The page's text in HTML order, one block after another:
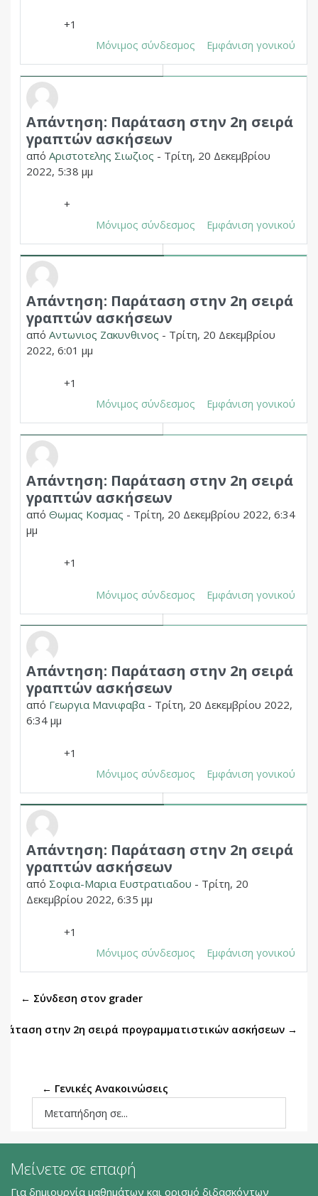
+1
Μόνιμος σύνδεσμος Εμφάνιση γονικού
Σε απάντηση σε Δημητριος Χουπας
Απάντηση: Παράταση στην 2η σειρά
γραπτών ασκήσεων
από Αριστοτελης Σιωζιος - Τρίτη, 20 Δεκεμβρίου
2022, 5:38 μμ
+
Μόνιμος σύνδεσμος Εμφάνιση γονικού
Σε απάντηση σε Δημητριος Χουπας
Απάντηση: Παράταση στην 2η σειρά
γραπτών ασκήσεων
από Αντωνιος Ζακυνθινος - Τρίτη, 20 Δεκεμβρίου
2022, 6:01 μμ
+1
Μόνιμος σύνδεσμος Εμφάνιση γονικού
Σε απάντηση σε Δημητριος Χουπας
Απάντηση: Παράταση στην 2η σειρά
γραπτών ασκήσεων
από Θωμας Κοσμας - Τρίτη, 20 Δεκεμβρίου 2022, 6:34
μμ
+1
Μόνιμος σύνδεσμος Εμφάνιση γονικού
Σε απάντηση σε Δημητριος Χουπας
Απάντηση: Παράταση στην 2η σειρά
γραπτών ασκήσεων
από Γεωργια Μανιφαβα- Τρίτη, 20 Δεκεμβρίου 2022,
6:34 μμ
+1
Μόνιμος σύνδεσμος Εμφάνιση γονικού
Σε απάντηση σε Δημητριος Χουπας
Απάντηση: Παράταση στην 2η σειρά
γραπτών ασκήσεων
από Σοφια-Μαρια Ευστρατιαδου - Τρίτη, 20
Δεκεμβρίου 2022, 6:35 μμ
+1
Μόνιμος σύνδεσμος Εμφάνιση γονικού
← Σύνδεση στον grader
στην 2η σειρά προγραμματιστικών ασκήσεων →
← Γενικές Ανακοινώσεις
Μεταπήδηση σε...
Μείνετε σε επαφή
Για δημιουργία μαθημάτων και ορισμό διδασκόντων